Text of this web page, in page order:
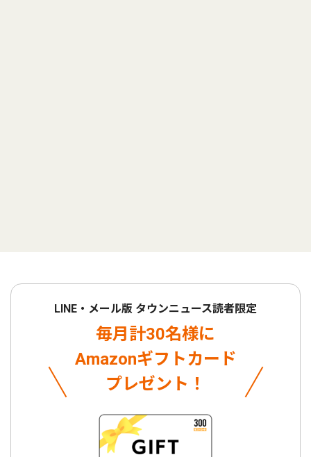
LINE・メール版 タウンニュース読者限定
毎月計30名様に
Amazonギフトカード
プレゼント！